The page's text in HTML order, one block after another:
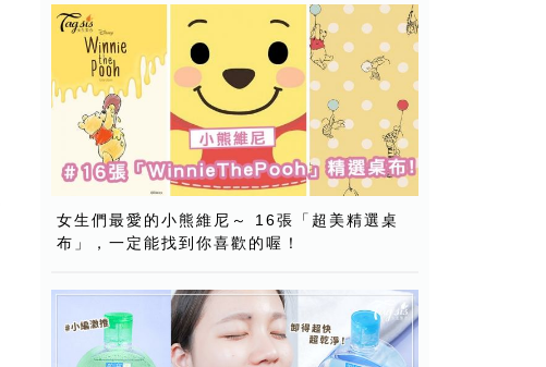
女生們最愛的小熊維尼～ 16張「超美精選桌
布」，一定能找到你喜歡的喔！